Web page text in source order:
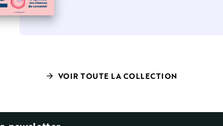
arrow_forward VOIR TOUTE LA COLLECTION